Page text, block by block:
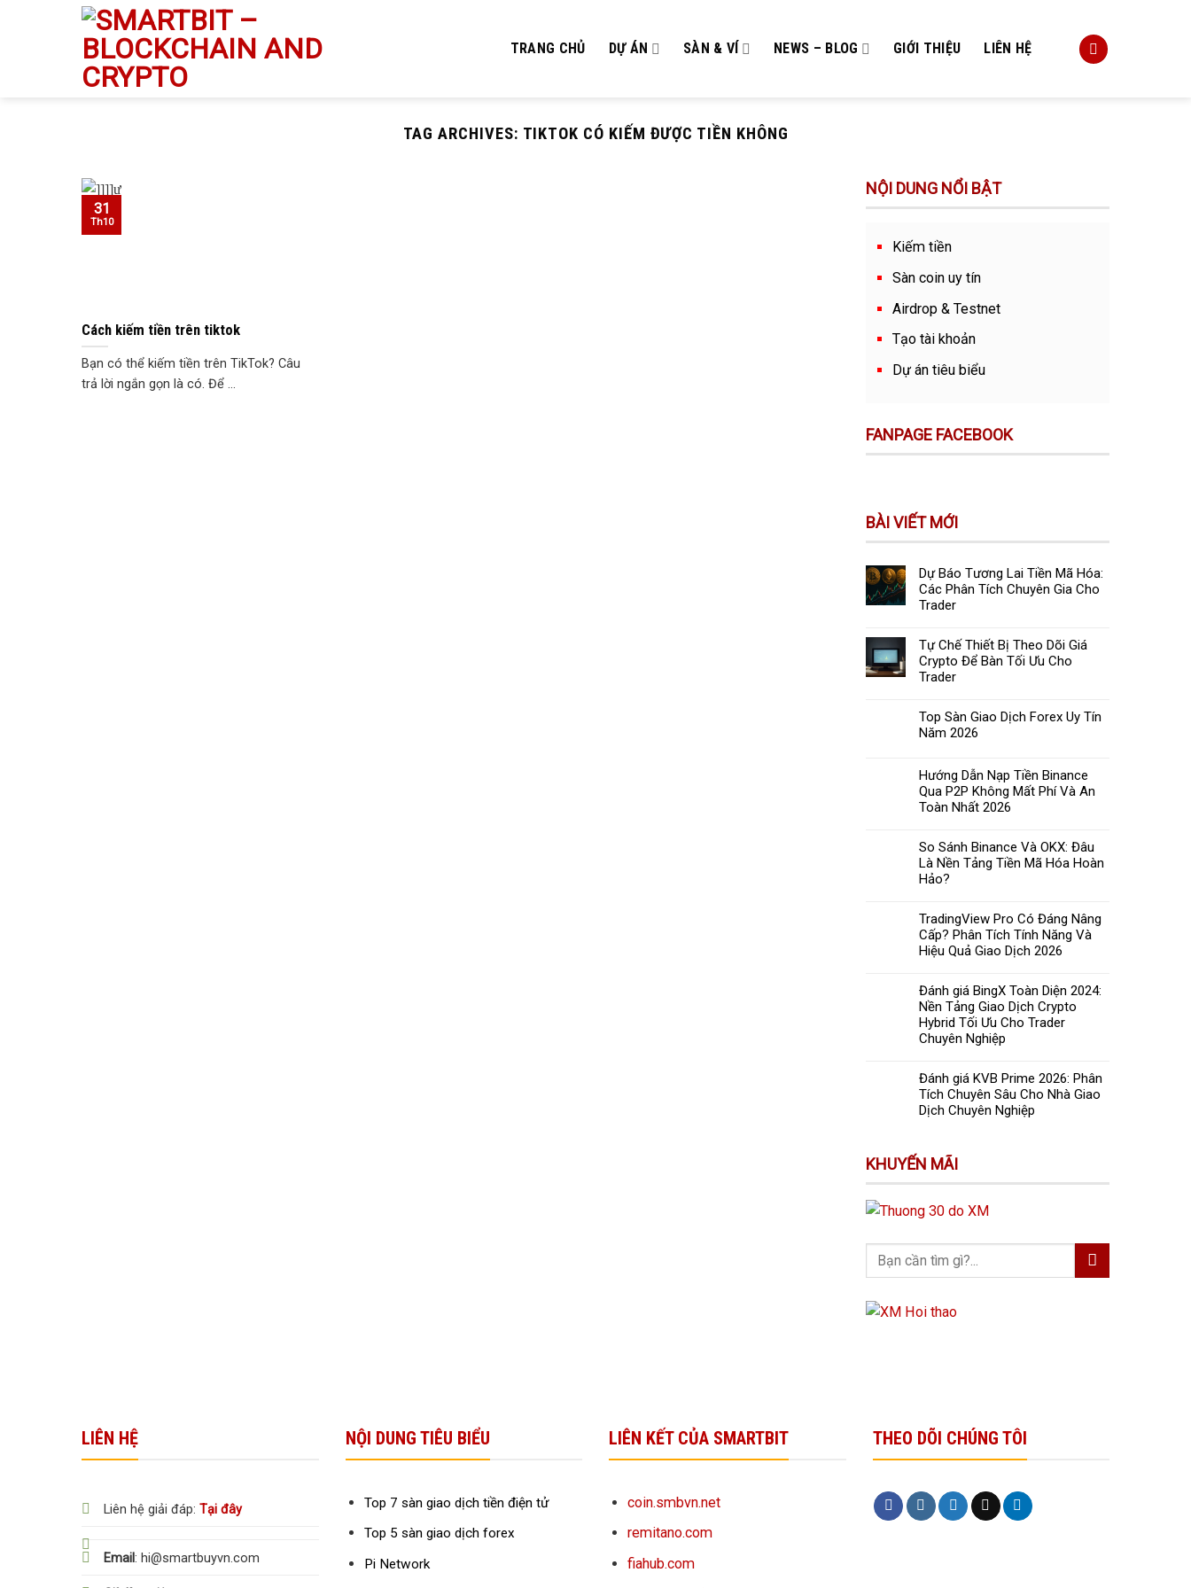
TRANG CHỦ DỰ ÁN SÀN & VÍ NEWS – BLOG GIỚI THIỆU LIÊN HỆ
TAG ARCHIVES: TIKTOK CÓ KIẾM ĐƯỢC TIỀN KHÔNG
Cách kiếm tiền trên tiktok
Bạn có thể kiếm tiền trên TikTok? Câu
trả lời ngắn gọn là có. Để ...
31
Th10
NỘI DUNG NỔI BẬT
Kiếm tiền
Sàn coin uy tín
Airdrop & Testnet
Tạo tài khoản
Dự án tiêu biểu
FANPAGE FACEBOOK
BÀI VIẾT MỚI
Dự Báo Tương Lai Tiền Mã Hóa:
Các Phân Tích Chuyên Gia Cho
Trader
Tự Chế Thiết Bị Theo Dõi Giá
Crypto Để Bàn Tối Ưu Cho
Trader
Top Sàn Giao Dịch Forex Uy Tín
Năm 2026
Hướng Dẫn Nạp Tiền Binance
Qua P2P Không Mất Phí Và An
Toàn Nhất 2026
So Sánh Binance Và OKX: Đâu
Là Nền Tảng Tiền Mã Hóa Hoàn
Hảo?
TradingView Pro Có Đáng Nâng
Cấp? Phân Tích Tính Năng Và
Hiệu Quả Giao Dịch 2026
Đánh giá BingX Toàn Diện 2024:
Nền Tảng Giao Dịch Crypto
Hybrid Tối Ưu Cho Trader
Chuyên Nghiệp
Đánh giá KVB Prime 2026: Phân
Tích Chuyên Sâu Cho Nhà Giao
Dịch Chuyên Nghiệp
KHUYẾN MÃI
LIÊN HỆ
Liên hệ giải đáp: Tại đây
Email: hi@smartbuyvn.com
NỘI DUNG TIÊU BIỂU
Top 7 sàn giao dịch tiền điện tử
Top 5 sàn giao dịch forex
Pi Network
LIÊN KẾT CỦA SMARTBIT
coin.smbvn.net
remitano.com
fiahub.com
THEO DÕI CHÚNG TÔI